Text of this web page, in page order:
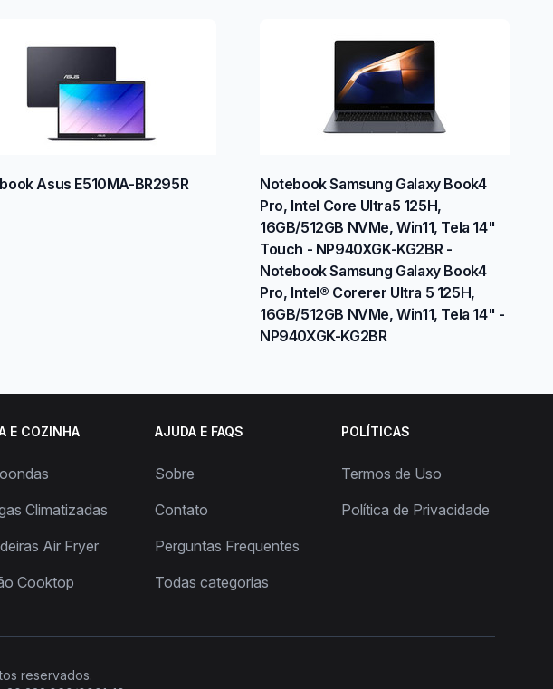
Asus E510MA-BR295R
Notebook Samsung Galaxy Book4
Pro, Intel Core Ultra5 125H,
16GB/512GB NVMe, Win11, Tela 14"
Touch - NP940XGK-KG2BR -
Notebook Samsung Galaxy Book4
Pro, Intel® Corerer Ultra 5 125H,
16GB/512GB NVMe, Win11, Tela 14" -
NP940XGK-KG2BR
E COZINHA
Climatizadas
Air Fryer
Cooktop
AJUDA E FAQS
Sobre
Contato
Perguntas Frequentes
Todas categorias
POLÍTICAS
Termos de Uso
Política de Privacidade
reservados.